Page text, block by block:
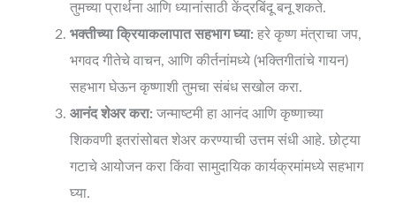
तुमच्या प्रार्थना आणि ध्यानांसाठी केंद्रबिंदू बनू शकते.
भक्तीच्या क्रियाकलापात सहभाग घ्या: हरे कृष्ण मंत्राचा जप,
भगवद गीतेचे वाचन, आणि कीर्तनांमध्ये (भक्तिगीतांचे गायन)
सहभाग घेऊन कृष्णाशी तुमचा संबंध सखोल करा.
आनंद शेअर करा: जन्माष्टमी हा आनंद आणि कृष्णाच्या
शिकवणी इतरांसोबत शेअर करण्याची उत्तम संधी आहे. छोट्या
गटाचे आयोजन करा किंवा सामुदायिक कार्यक्रमांमध्ये सहभाग
घ्या.